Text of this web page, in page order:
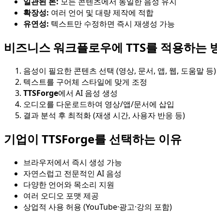
확장성: 여러 언어 및 대량 제작에 적합
유연성: 텍스트만 수정하면 즉시 재생성 가능
비즈니스 워크플로우에 TTS를 적용하는
음성이 필요한 콘텐츠 선택 (영상, 문서, 앱, 웹, 도움말 등)
텍스트를 구어체 스타일에 맞게 조정
TTSForge에서 AI 음성 생성
오디오를 다운로드하여 영상/앱/문서에 삽입
결과 분석 후 최적화 (재생 시간, 사용자 반응 등)
기업이 TTSForge를 선택하는 이유
브라우저에서 즉시 생성 가능
자연스럽고 전문적인 AI 음성
다양한 언어와 목소리 지원
여러 오디오 포맷 제공
상업적 사용 허용 (YouTube·광고·강의 포함)